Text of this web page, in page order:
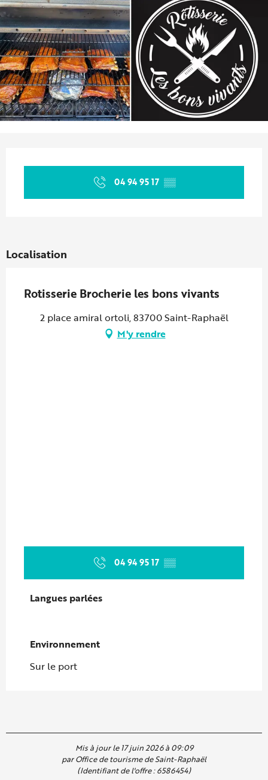
04 94 95 17 ▒▒
Localisation
Rotisserie Brocherie les bons vivants
2 place amiral ortoli, 83700 Saint-Raphaël
M'y rendre
04 94 95 17 ▒▒
Langues parlées
Langues parlées
Environnement
Environnement
Sur le port
Mis à jour le 17 juin 2026 à 09:09
par Office de tourisme de Saint-Raphaël
(Identifiant de l'offre :6586454)